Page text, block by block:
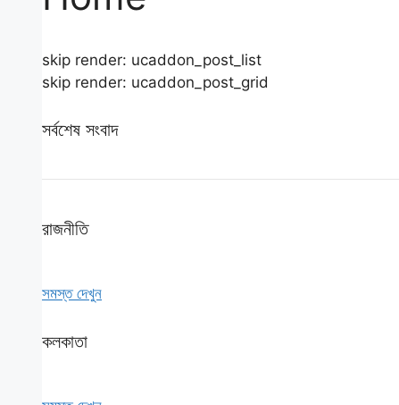
skip render: ucaddon_post_list
skip render: ucaddon_post_grid
সর্বশেষ সংবাদ
রাজনীতি
সমস্ত দেখুন
কলকাতা